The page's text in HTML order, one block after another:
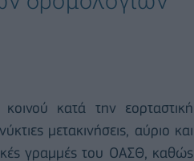
κατά την εορταστική
μετακινήσεις, αύριο και
γραμμές του ΟΑΣΘ, καθώς